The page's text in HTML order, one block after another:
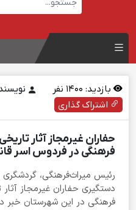
بازدید: نفر
اشتراک گذاری
حفاران غیرمجاز آثار
فرهنگی در فردوس اسر
رئیس میراث‌فرهنگی،
دستگیری حفاران غیرمجاز
فرهنگی در این شهرستان خبر